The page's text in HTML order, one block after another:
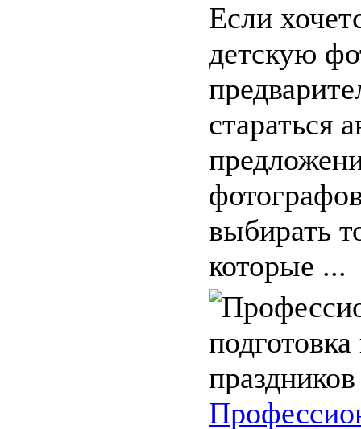
Если
детскую
стараться
выбирать
которые ...